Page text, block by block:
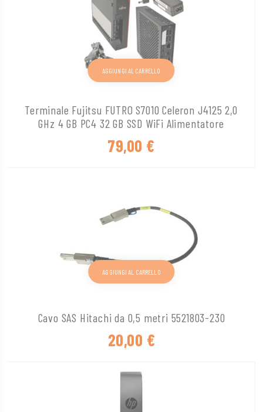
Terminale Fujitsu FUTRO S7010 Celeron J4125 2,0
GHz 4 GB PC4 32 GB SSD WiFi Alimentatore
79,00 €
AGGIUNGI AL CARRELLO
Cavo SAS Hitachi da 0,5 metri 5521803-230
20,00 €
AGGIUNGI AL CARRELLO